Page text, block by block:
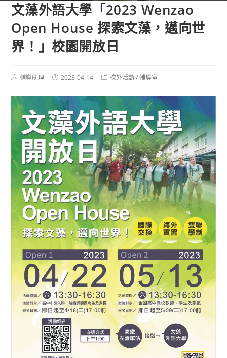
文藻外語大學「2023 Wenzao
Open House 探索文藻，邁向世
界！」校園開放日
Post輔導助理
Post2023-04-14
Post校外活動 / 輔導室